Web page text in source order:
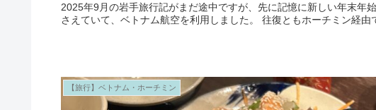
2025年9月の岩手旅行記がまだ途中ですが、先に記憶に新しい年末年
さえていて、ベトナム航空を利用しました。 往復ともホーチミン経由
【旅行】ベトナム・ホーチミン